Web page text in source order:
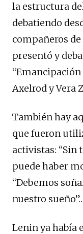
la estructura
debatiendo
compañeros
presentó y
“Emancipación
Axelrod y Vera
También hay
que fueron
activistas:
puede haber
“Debemos
nuestro
Lenin ya había